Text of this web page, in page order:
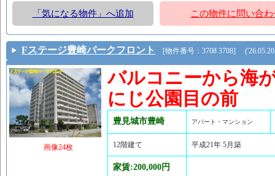
「気になる物件」へ追加 この物件に問い合わ
Fステージ豊崎パークフロント [物件番号：3708 3708]
画像24枚
バルコニーから海
にじ公園目の前
豊見城市豊崎 アパート・マンション
12階建て 平成21年 5月築
家賃:200,000円